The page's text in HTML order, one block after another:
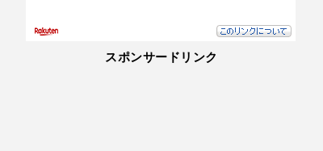
スポンサードリンク